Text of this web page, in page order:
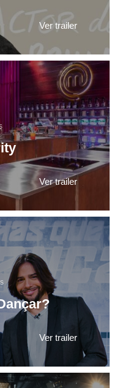
Ver trailer
Ver trailer
Ver trailer